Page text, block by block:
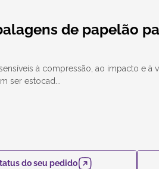
de papelão
à compressão, ao impacto e
ser estocad...
do seu pedido